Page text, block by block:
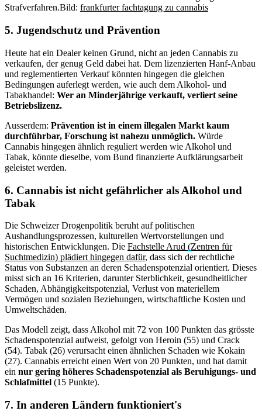
Strafverfahren.Bild: frankfurter fachtagung zu cannabis
5. Jugendschutz und Prävention
Heute hat ein Dealer keinen Grund, nicht an jeden Cannabis zu
verkaufen, der genug Geld dabei hat. Dem lizenzierten Hanf-Anbau
und reglementierten Verkauf könnten hingegen die gleichen
Bedingungen auferlegt werden, wie auch dem Alkohol- und
Tabakhandel: Wer an Minderjährige verkauft, verliert seine
Betriebslizenz.
Ausserdem: Prävention ist in einem illegalen Markt kaum
durchführbar, Forschung ist nahezu unmöglich. Würde
Cannabis hingegen ähnlich reguliert werden wie Alkohol und
Tabak, könnte dieselbe, vom Bund finanzierte Aufklärungsarbeit
geleistet werden.
6. Cannabis ist nicht gefährlicher als Alkohol und
Tabak
Die Schweizer Drogenpolitik beruht auf politischen
Aushandlungsprozessen, kulturellen Wertvorstellungen und
historischen Entwicklungen. Die Fachstelle Arud (Zentren für
Suchtmedizin) plädiert hingegen dafür, dass sich der rechtliche
Status von Substanzen an deren Schadenspotenzial orientiert. Dieses
misst sich an 16 Kriterien, darunter Sterblichkeit, gesundheitlicher
Schaden, Abhängigkeitspotenzial, Verlust von materiellem
Vermögen und sozialen Beziehungen, wirtschaftliche Kosten und
Umweltschäden.
Das Modell zeigt, dass Alkohol mit 72 von 100 Punkten das grösste
Schadenspotenzial aufweist, gefolgt von Heroin (55) und Crack
(54). Tabak (26) verursacht einen ähnlichen Schaden wie Kokain
(27). Cannabis erreicht einen Wert von 20 Punkten, und hat damit
ein nur gering höheres Schadenspotenzial als Beruhigungs- und
Schlafmittel (15 Punkte).
7. In anderen Ländern funktioniert's